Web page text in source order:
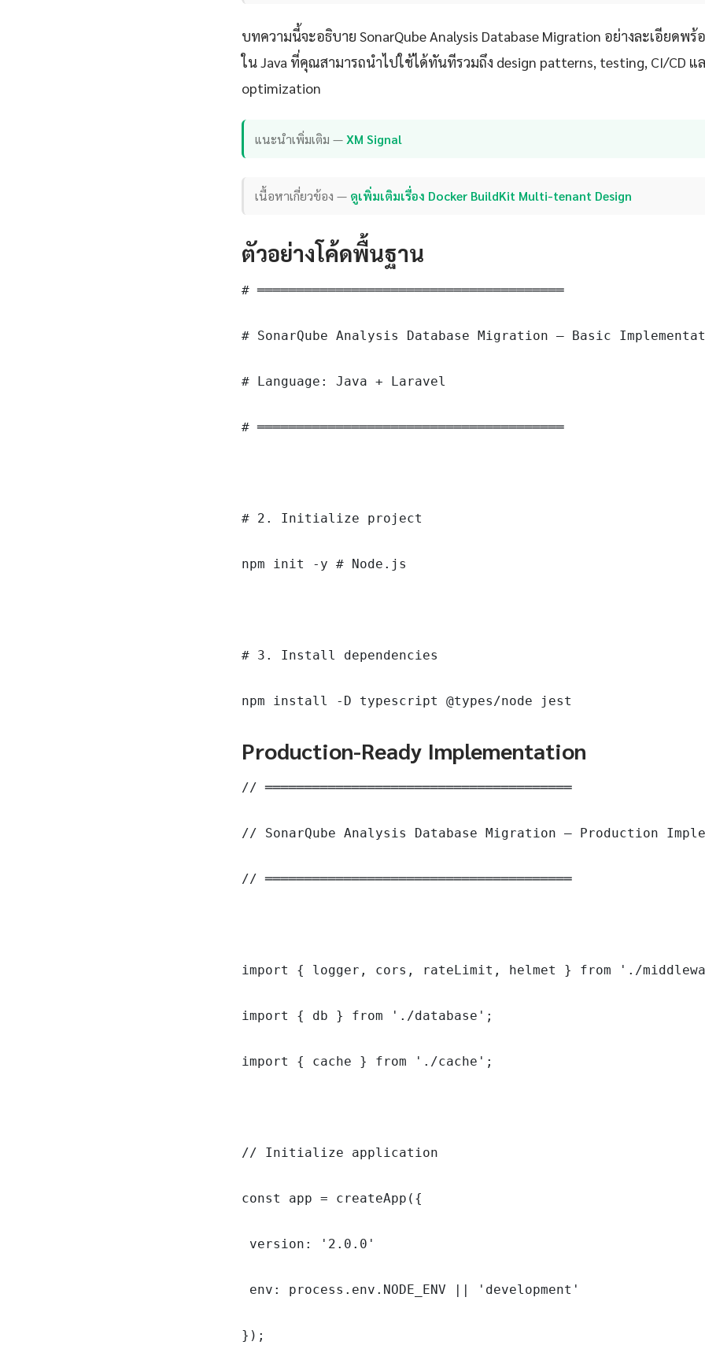
บทความนี้จะอธิบาย SonarQube Analysis Database Migration อย่างละเอียดพร้
ใน Java ที่คุณสามารถนำไปใช้ได้ทันทีรวมถึง design patterns, testing, CI/CD แ
optimization
แนะนำเพิ่มเติม —XM Signal
เนื้อหาเกี่ยวข้อง — ดูเพิ่มเติมเรื่อง Docker BuildKit Multi-tenant Design
ตัวอย่างโค้ดพื้นฐาน
# ═══════════════════════════════════════
# SonarQube Analysis Database Migration — Basic
# Language: Java + Laravel
# ═══════════════════════════════════════
# 2. Initialize project
npm init -y # Node.js
# 3. Install dependencies
npm install -D typescript @types/node jest
Production-Ready Implementation
// ═══════════════════════════════════════
// SonarQube Analysis Database Migration — Production
// ═══════════════════════════════════════
import { logger, cors, rateLimit, helmet } from './
import { db } from './database';
import { cache } from './cache';
// Initialize application
const app = createApp({
version: '2.0.0'
env: process.env.NODE_ENV || 'development'
});